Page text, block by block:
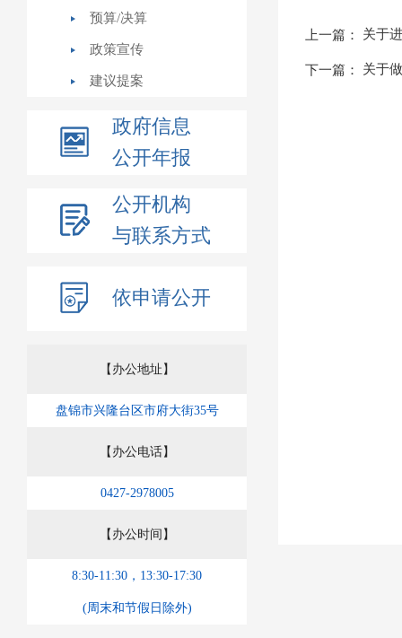
预算/决算
政策宣传
建议提案
政府信息
公开年报
公开机构
与联系方式
依申请公开
【办公地址】
盘锦市兴隆台区市府大街35号
【办公电话】
0427-2978005
【办公时间】
8:30-11:30，13:30-17:30
(周末和节假日除外)
上一篇： 关于
下一篇： 关于